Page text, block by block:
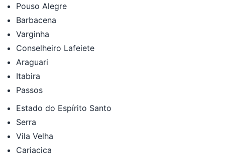
Pouso Alegre
Barbacena
Varginha
Conselheiro Lafeiete
Araguari
Itabira
Passos
Estado do Espírito Santo
Serra
Vila Velha
Cariacica